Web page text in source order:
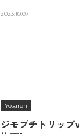
2023.10.07
Yosaroh
ジモプチトリッ